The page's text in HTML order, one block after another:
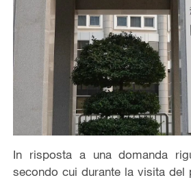
In risposta a una domanda
secondo cui durante la visita del